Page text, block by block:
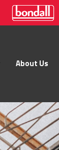
About Us